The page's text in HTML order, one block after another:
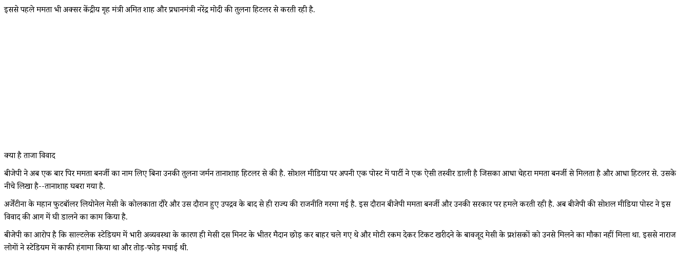
इससे पहले ममता भी अक्सर केंद्रीय गृह मंत्री अमित शाह और प्रधानमंत्री नरेंद्र मोदी की तुलना हिटलर से करती रही है.
क्या है ताजा विवाद
बीजेपी ने अब एक बार पिर ममता बनर्जी का नाम लिए बिना उनकी तुलना जर्मन तानाशाह हिटलर से की है. सोशल मीडिया पर अपनी एक पोस्ट में पार्टी ने एक ऐसी तस्वीर डाली है जिसका आधा चेहरा ममता बनर्जी से मिलता है और आधा हिटलर से. उसके
नीचे लिखा है--तानाशाह घबरा गया है.
अर्जेंटीना के महान फुटबॉलर लियोनेल मेसी के कोलकाता दौरे और उस दौरान हुए उपद्रव के बाद से ही राज्य की राजनीति गरमा गई है. इस दौरान बीजेपी ममता बनर्जी और उनकी सरकार पर हमले करती रही है. अब बीजेपी की सोशल मीडिया पोस्ट ने इस
विवाद की आग में घी डालने का काम किया है.
बीजेपी का आरोप है कि साल्टलेक स्टेडियम में भारी अव्यवस्था के कारण ही मेसी दस मिनट के भीतर मैदान छोड़ कर बाहर चले गए थे और मोटी रकम देकर टिकट खरीदने के बावजूद मेसी के प्रशंसकों को उनसे मिलने का मौका नहीं मिला था. इससे नाराज
लोगों ने स्टेडियम में काफी हंगामा किया था और तोड़-फोड़ मचाई थी.